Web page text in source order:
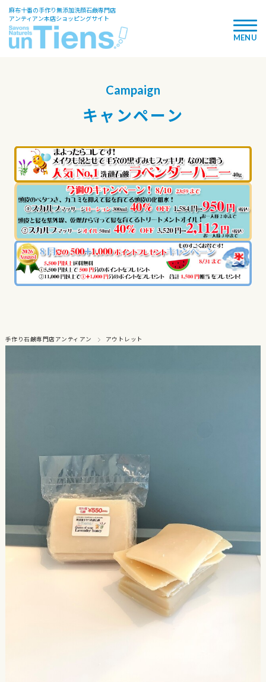
麻布十番の手作り無添加洗顔石鹸専門店
アンティアン本店ショッピングサイト
Campaign
キャンペーン
手作り石鹸専門店アンティアン アウトレット